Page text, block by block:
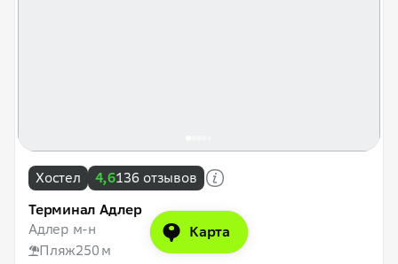
Хостел 4,6136 отзывов
Терминал Адлер
Адлер м-н
Пляж250 м
Карта